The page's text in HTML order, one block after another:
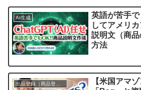
AI生成
英語が苦手
してアメリ
説明文（商
方法
出品登録（商品登録）
【米国アマ